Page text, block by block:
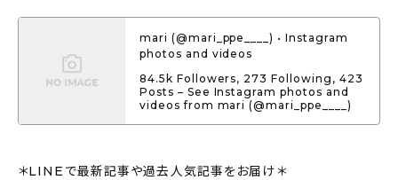
mari (@mari_ppe____) • Instagram
photos and videos
84.5k Followers, 273 Following, 423
Posts – See Instagram photos and
videos from mari (@mari_ppe____)
＊LINEで最新記事や過去人気記事をお届け＊